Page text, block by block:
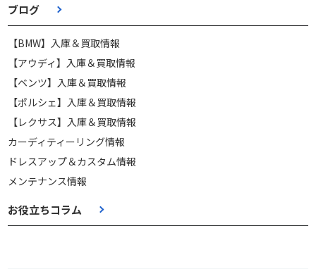
ブログ
【BMW】入庫＆買取情報
【アウディ】入庫＆買取情報
【ベンツ】入庫＆買取情報
【ポルシェ】入庫＆買取情報
【レクサス】入庫＆買取情報
カーディティーリング情報
ドレスアップ＆カスタム情報
メンテナンス情報
お役立ちコラム